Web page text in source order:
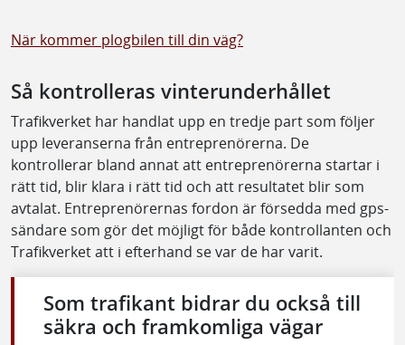
När kommer plogbilen till din väg?
Så kontrolleras vinterunderhållet
Trafikverket har handlat upp en tredje part som följer
upp leveranserna från entreprenörerna. De
kontrollerar bland annat att entreprenörerna startar i
rätt tid, blir klara i rätt tid och att resultatet blir som
avtalat. Entreprenörernas fordon är försedda med gps-
sändare som gör det möjligt för både kontrollanten och
Trafikverket att i efterhand se var de har varit.
Som trafikant bidrar du också till
säkra och framkomliga vägar